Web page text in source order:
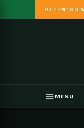
ULTIM'ORA
MENU